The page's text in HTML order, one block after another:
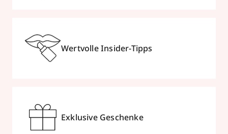
Wertvolle Insider-Tipps
Exklusive Geschenke